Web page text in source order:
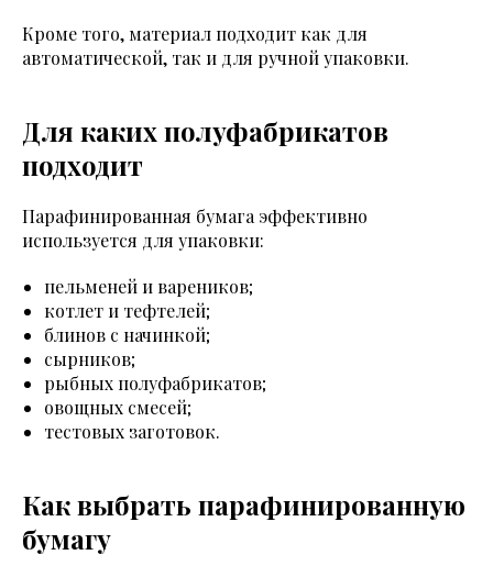
Кроме того, материал подходит как для
автоматической, так и для ручной упаковки.
Для каких полуфабрикатов
подходит
Парафинированная бумага эффективно
используется для упаковки:
пельменей и вареников;
котлет и тефтелей;
блинов с начинкой;
сырников;
рыбных полуфабрикатов;
овощных смесей;
тестовых заготовок.
Как выбрать парафинированную
бумагу